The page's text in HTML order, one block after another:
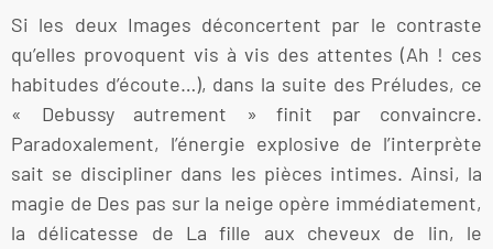
Si les deux Images déconcertent par le contraste
qu’elles provoquent vis à vis des attentes (Ah ! ces
habitudes d’écoute…), dans la suite des Préludes, ce
« Debussy autrement » finit par convaincre.
Paradoxalement, l’énergie explosive de l’interprète
sait se discipliner dans les pièces intimes. Ainsi, la
magie de Des pas sur la neige opère immédiatement,
la délicatesse de La fille aux cheveux de lin, le